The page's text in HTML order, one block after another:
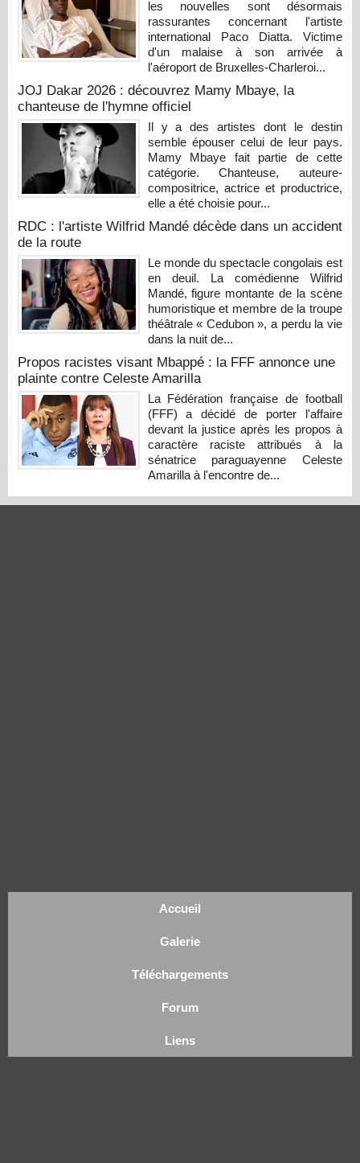
les nouvelles sont désormais
rassurantes concernant l'artiste
international Paco Diatta. Victime
d'un malaise à son arrivée à
l'aéroport de Bruxelles-Charleroi...
JOJ Dakar 2026 : découvrez Mamy Mbaye, la
chanteuse de l'hymne officiel
Il y a des artistes dont le destin
semble épouser celui de leur pays.
Mamy Mbaye fait partie de cette
catégorie. Chanteuse, auteure-
compositrice, actrice et productrice,
elle a été choisie pour...
RDC : l'artiste Wilfrid Mandé décède dans un accident
de la route
Le monde du spectacle congolais est
en deuil. La comédienne Wilfrid
Mandé, figure montante de la scène
humoristique et membre de la troupe
théâtrale « Cedubon », a perdu la vie
dans la nuit de...
Propos racistes visant Mbappé : la FFF annonce une
plainte contre Celeste Amarilla
La Fédération française de football
(FFF) a décidé de porter l'affaire
devant la justice après les propos à
caractère raciste attribués à la
sénatrice paraguayenne Celeste
Amarilla à l'encontre de...
Accueil
Galerie
Téléchargements
Forum
Liens